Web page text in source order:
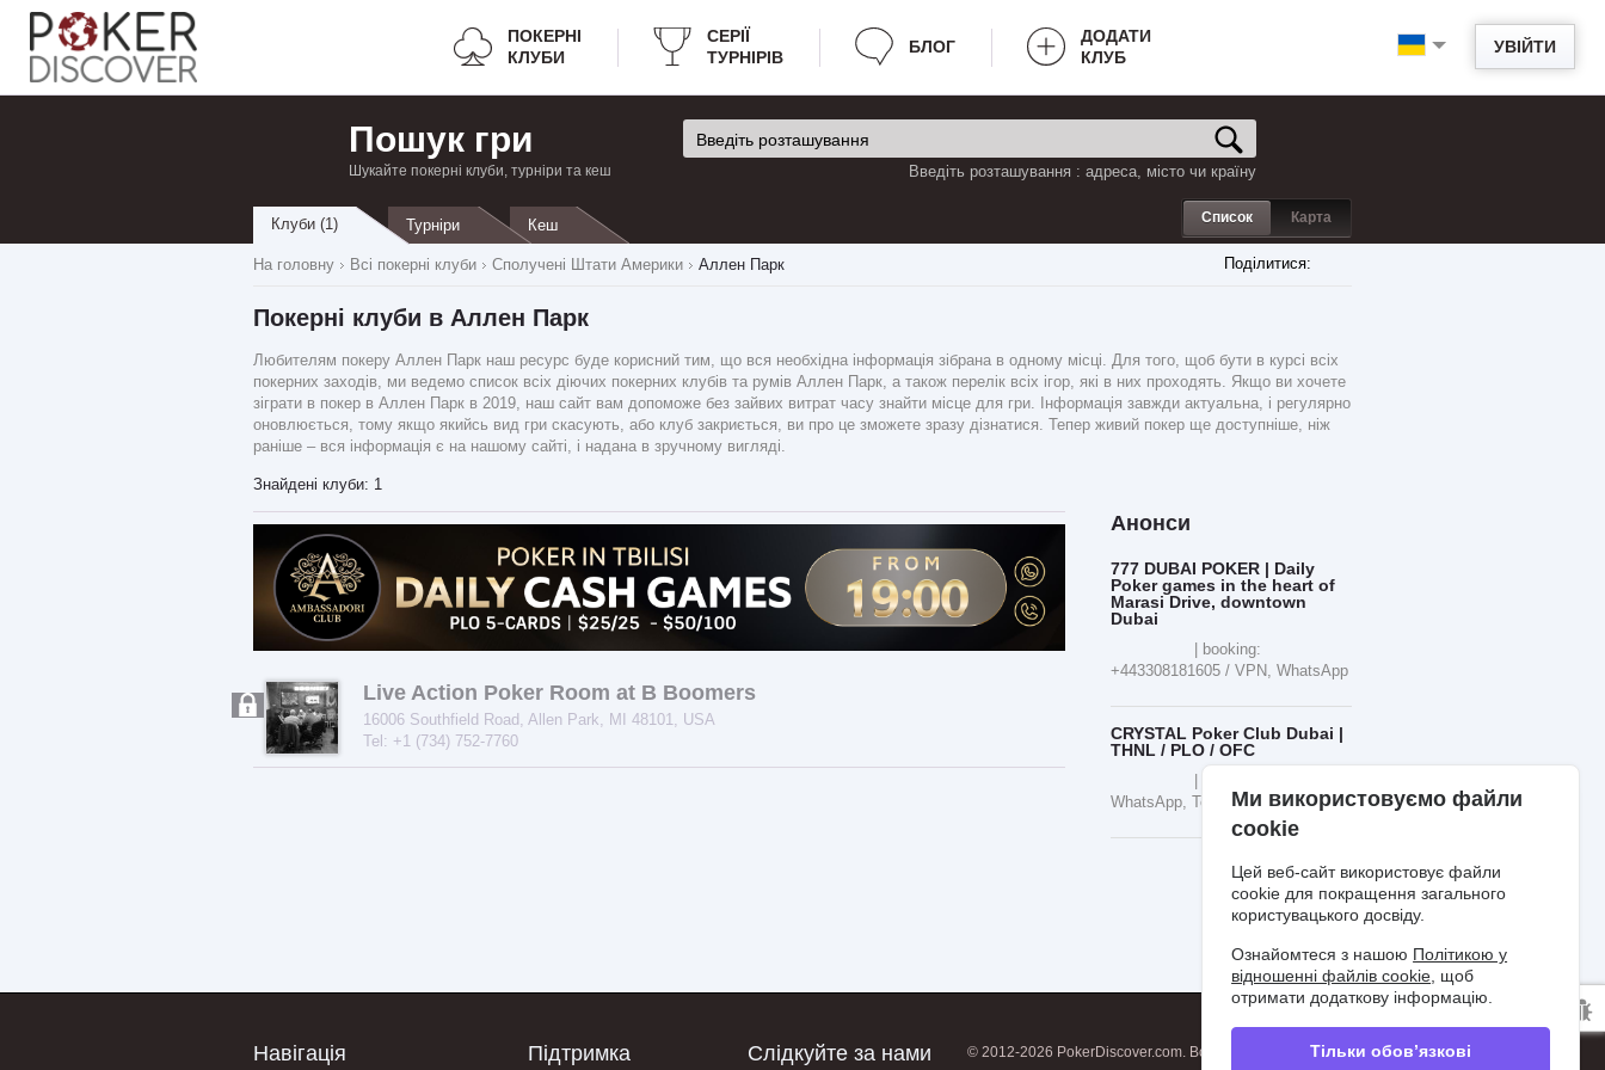
УВІЙТИ
ПОКЕРНІ
КЛУБИ
CЕРІЇ
ТУРНІРІВ
БЛОГ
ДОДАТИ
КЛУБ
Пошук гри
Шукайте покерні клуби, турніри та кеш Введіть розташування : адреса, місто чи країну
Клуби (1) Турніри Кеш Список Карта
Поділитися:
На головну Всі покерні клуби Сполучені Штати Америки Аллен Парк
Покерні клуби в Аллен Парк
Любителям покеру Аллен Парк наш ресурс буде корисний тим, що вся необхідна інформація зібрана в одному місці. Для того, щоб бути в курсі всіх
покерних заходів, ми ведемо список всіх діючих покерних клубів та румів Аллен Парк, а також перелік всіх ігор, які в них проходять. Якщо ви хочете
зіграти в покер в Аллен Парк в 2019, наш сайт вам допоможе без зайвих витрат часу знайти місце для гри. Інформація завжди актуальна, і регулярно
оновлюється, тому якщо якийсь вид гри скасують, або клуб закриється, ви про це зможете зразу дізнатися. Тепер живий покер ще доступніше, ніж
раніше – вся інформація є на нашому сайті, і надана в зручному вигляді.
Знайдені клуби: 1
Live Action Poker Room at B Boomers
16006 Southfield Road, Allen Park, MI 48101, USA
Tel: +1 (734) 752-7760
Анонси
777 DUBAI POKER | Daily
Poker games in the heart of
Marasi Drive, downtown
Dubai
| booking:
+443308181605 / VPN, WhatsApp
CRYSTAL Poker Club Dubai |
THNL / PLO / OFC
WhatsApp, Telegram
Навігація Підтримка Слідкуйте за нами © 2012-2026 PokerDiscover.com. Всі права захищені.
Ми використовуємо файли
cookie
Цей веб-сайт використовує файли
cookie для покращення загального
користувацького досвіду.
Ознайомтеся з нашою Політикою у
відношенні файлів cookie, щоб
отримати додаткову інформацію.
Тільки обов’язкові